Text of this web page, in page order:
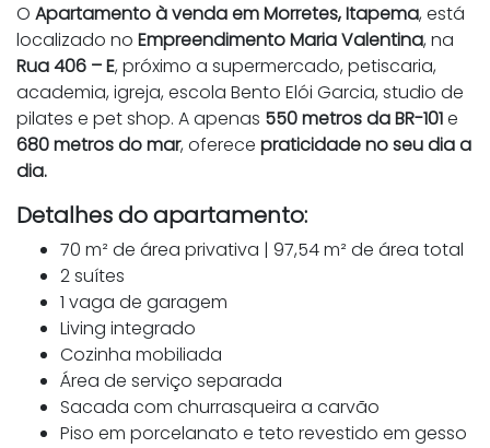
O Apartamento à venda em Morretes, Itapema, está
localizado no Empreendimento Maria Valentina, na
Rua 406 – E, próximo a supermercado, petiscaria,
academia, igreja, escola Bento Elói Garcia, studio de
pilates e pet shop. A apenas 550 metros da BR-101e
680 metros do mar, oferece praticidade no seu dia a
dia.
Detalhes do apartamento:
70 m² de área privativa | 97,54 m² de área total
2 suítes
1 vaga de garagem
Living integrado
Cozinha mobiliada
Área de serviço separada
Sacada com churrasqueira a carvão
Piso em porcelanato e teto revestido em gesso